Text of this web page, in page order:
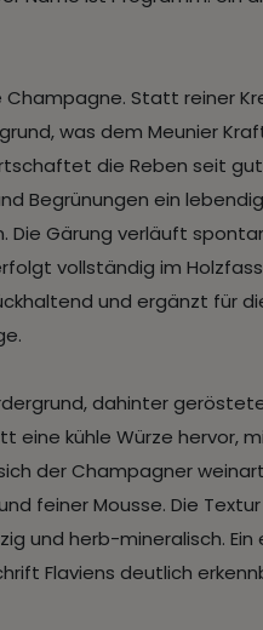
Statt reiner
was dem Meunier
die Reben seit
Begrünungen ein
Die Gärung verläuft
vollständig im
und ergänzt für
dahinter
eine kühle Würze hervor,
der Champagner
feiner Mousse. Die
und herb-mineralisch.
Flaviens deutlich